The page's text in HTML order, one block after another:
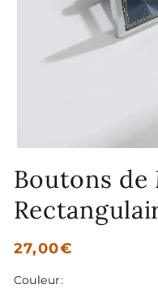
média
1
dans
une
Boutons
Prix
27,00€
Couleur: